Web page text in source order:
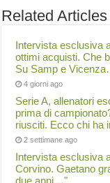
Related Articles
Intervista esclusiva
ottimi acquisti. Che
Su Samp e
4 giorni ago
Serie A, allenatori
prima di
riusciti. Ecco chi ha
2 settimane ago
Intervista esclusiva
Corvino. Gaetano
due anni…"